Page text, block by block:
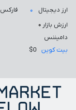
ارز دیجیتال ۰ فارکس
ارزش بازار ۰
دامیننس
بیت کوین
$0